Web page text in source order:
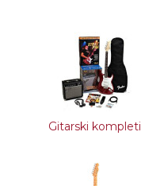
Gitarski kompleti